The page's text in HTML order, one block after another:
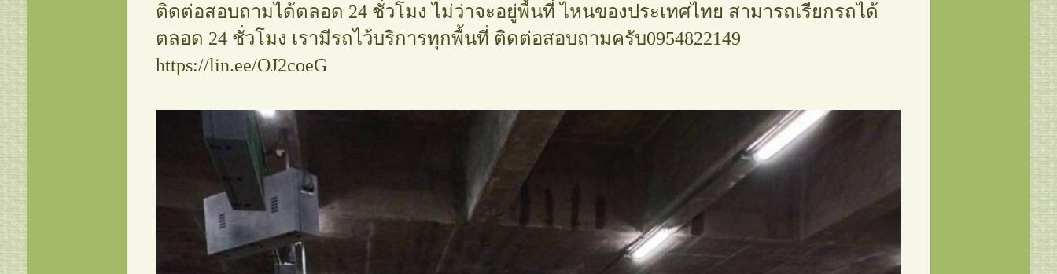
แท็กซี่สระแก้ว เบอร์โทรแท็กซี่สระแก้ว
ศูนย์บริการแท็กซี่สระแก้ว0954822149
แท็กซี่สนามบินสุวรรณภูมิ เบอร์โทรแท็กซี่
สนามบินสุวรรณภูมิ ศูนย์บริการแท็กซี่
สนามบินสุวรรณภูมิ0954822149
แท็กซี่จังหวัดตราด เบอร์โทรแท็กซี่จังหวัด
ตราด ศูนย์บริการแท็กซี่จังหวัด
ตราด0954822149
ติดต่อสอบถามได้ตลอด 24 ชั่วโมง ไม่ว่าจะอยู่พื้นที่ ไหนของประเทศไทย สามารถเรียกรถได้
ตลอด 24 ชั่วโมง เรามีรถไว้บริการทุกพื้นที่ ติดต่อสอบถามครับ0954822149
https://lin.ee/OJ2coeG